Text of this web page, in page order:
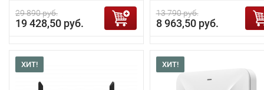
29 890 руб.
19 428,50 руб.
13 790 руб.
8 963,50 руб.
ХИТ! ХИТ!